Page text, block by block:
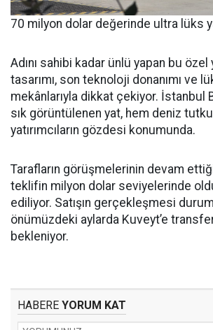
70 milyon dolar değerinde ultra lüks
Adını sahibi kadar ünlü yapan bu özel
tasarımı, son teknoloji donanımı ve
mekânlarıyla dikkat çekiyor. İstanbul
sık görüntülenen yat, hem deniz
yatırımcıların gözdesi konumunda.
Tarafların görüşmelerinin devam
teklifin milyon dolar seviyelerinde
ediliyor. Satışın gerçekleşmesi
önümüzdeki aylarda Kuveyt’e
bekleniyor.
HABERE YORUM KAT